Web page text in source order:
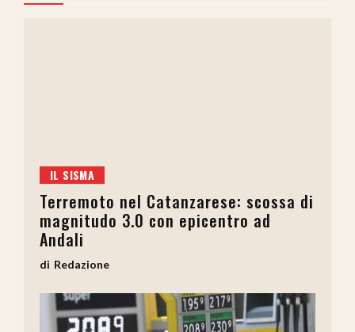
IL SISMA
Terremoto nel Catanzarese: scossa di
magnitudo 3.0 con epicentro ad
Andali
Redazione